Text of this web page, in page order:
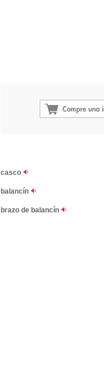
casco
balancín
brazo de balancín